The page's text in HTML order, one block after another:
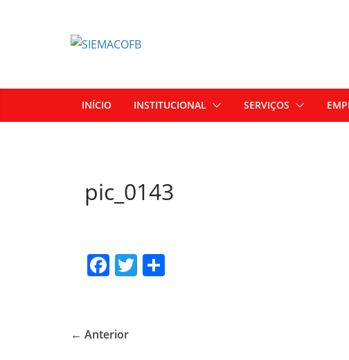
INÍCIO INSTITUCIONAL SERVIÇOS
pic_0143
F
e
T
← Anterior